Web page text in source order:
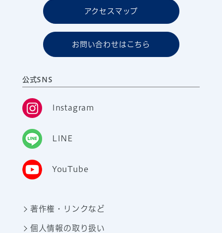
アクセスマップ
お問い合わせはこちら
公式SNS
Instagram
LINE
YouTube
著作権・リンクなど
個人情報の取り扱い